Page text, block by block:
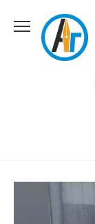
содержанию